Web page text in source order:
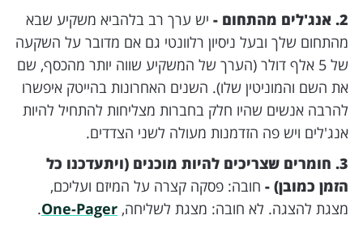
2. אנג'לים מהתחום -
יש ערך רב בלהביא משקיע שבא
מהתחום שלך ובעל ניסיון רלוונטי גם אם מדובר על השקעה
של 5 אלף דולר (הערך של המשקיע שווה יותר מהכסף, שם
את השם והמוניטין שלו). השנים האחרונות בהייטק איפשרו
להרבה אנשים שהיו חלק בחברות מצליחות להתחיל להיות
אנג'לים ויש פה הזדמנות מעולה לשני הצדדים.
3. חומרים שצריכים להיות מוכנים (ויתעדכנו כל
הזמן כמובן) - חובה: פסקה קצרה על המיזם ועליכם,
מצגת להצגה. לא חובה: מצגת לשליחה, One-Pager
.